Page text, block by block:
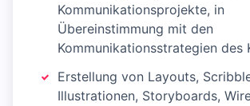
Kommunikationsprojekte, in
Übereinstimmung mit den
Kommunikationsstrategien des
Erstellung von Layouts,
Illustrationen, Storyboards,